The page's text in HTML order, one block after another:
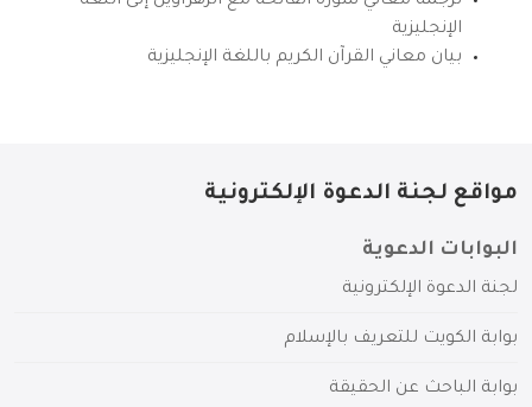
الإنجليزية
بيان معاني القرآن الكريم باللغة الإنجليزية
مواقع لجنة الدعوة الإلكترونية
البوابات الدعوية
لجنة الدعوة الإلكترونية
بوابة الكويت للتعريف بالإسلام
بوابة الباحث عن الحقيقة